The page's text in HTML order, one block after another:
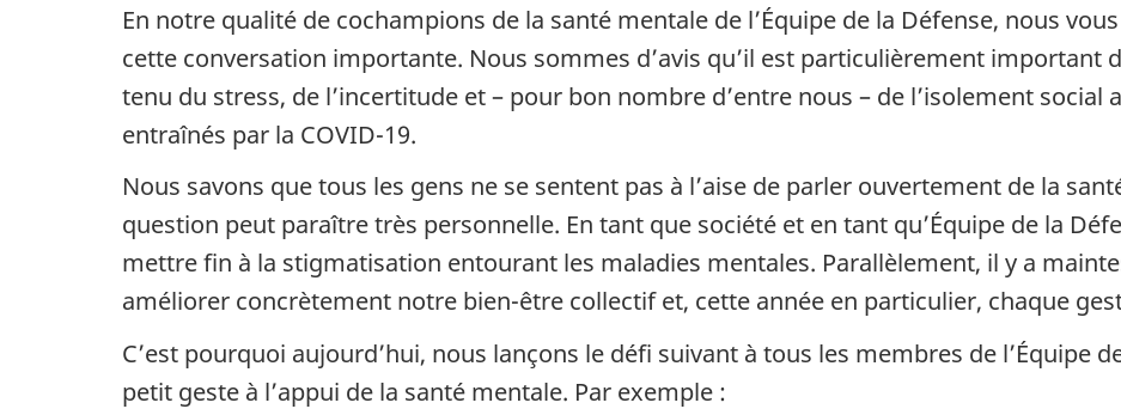
En notre qualité de cochampions de la santé mentale de l’Équipe de la Défense, nous
cette conversation importante. Nous sommes d’avis qu’il est particulièrement important
tenu du stress, de l’incertitude et – pour bon nombre d’entre nous – de l’isolement social
entraînés par la COVID-19.
Nous savons que tous les gens ne se sentent pas à l’aise de parler ouvertement de la
question peut paraître très personnelle. En tant que société et en tant qu’Équipe de la
mettre fin à la stigmatisation entourant les maladies mentales. Parallèlement, il y a
améliorer concrètement notre bien-être collectif et, cette année en particulier, chaque
C’est pourquoi aujourd’hui, nous lançons le défi suivant à tous les membres de l’Équipe
petit geste à l’appui de la santé mentale. Par exemple :